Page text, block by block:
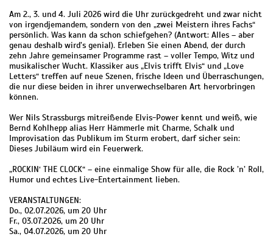
Am 2., 3. und 4. Juli 2026 wird die Uhr zurückgedreht und zwar nicht
von irgendjemandem, sondern von den „zwei Meistern ihres Fachs“
persönlich. Was kann da schon schiefgehen? (Antwort: Alles – aber
genau deshalb wird’s genial). Erleben Sie einen Abend, der durch
zehn Jahre gemeinsamer Programme rast – voller Tempo, Witz und
musikalischer Wucht. Klassiker aus „Elvis trifft Elvis“ und „Love
Letters“ treffen auf neue Szenen, frische Ideen und Überraschungen,
die nur diese beiden in ihrer unverwechselbaren Art hervorbringen
können.
Wer Nils Strassburgs mitreißende Elvis-Power kennt und weiß, wie
Bernd Kohlhepp alias Herr Hämmerle mit Charme, Schalk und
Improvisation das Publikum im Sturm erobert, darf sicher sein:
Dieses Jubiläum wird ein Feuerwerk.
„ROCKIN‘ THE CLOCK“ – eine einmalige Show für alle, die Rock ’n’ Roll,
Humor und echtes Live-Entertainment lieben.
VERANSTALTUNGEN:
Do., 02.07.2026, um 20 Uhr
Fr., 03.07.2026, um 20 Uhr
Sa., 04.07.2026, um 20 Uhr